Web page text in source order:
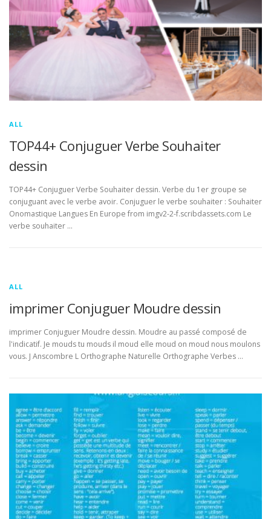
ALL
TOP44+ Conjuguer Verbe Souhaiter
dessin
TOP44+ Conjuguer Verbe Souhaiter dessin. Verbe du 1er groupe se
conjuguant avec le verbe avoir. Conjuguer le verbe souhaiter : Souhaiter
Onomastique Langues En Europe from imgv2-2-f.scribdassets.com Le
verbe souhaiter …
ALL
imprimer Conjuguer Moudre dessin
imprimer Conjuguer Moudre dessin. Moudre au passé composé de
l'indicatif. Je mouds tu mouds il moud elle moud on moud nous moulons
vous. J Anscombre L Orthographe Naturelle Orthographe Verbes …